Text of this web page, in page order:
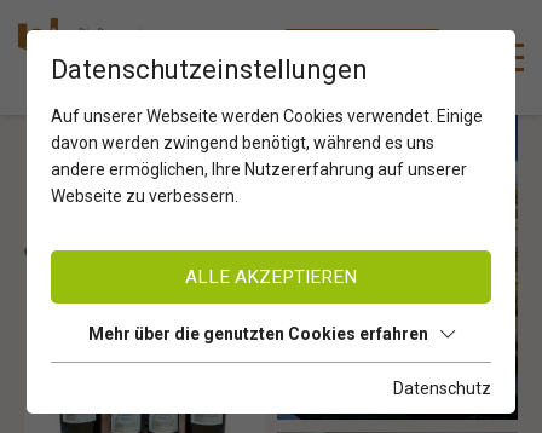
Datenschutzeinstellungen
Auf unserer Webseite werden Cookies verwendet. Einige
davon werden zwingend benötigt, während es uns
andere ermöglichen, Ihre Nutzererfahrung auf unserer
Webseite zu verbessern.
ALLE AKZEPTIEREN
Mehr über die genutzten Cookies erfahren
Datenschutz